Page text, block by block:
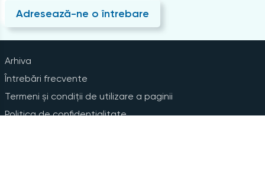
Adresează-ne o întrebare
Arhiva
Întrebări frecvente
Termeni și condiții de utilizare a paginii
Politica de confidențialitate